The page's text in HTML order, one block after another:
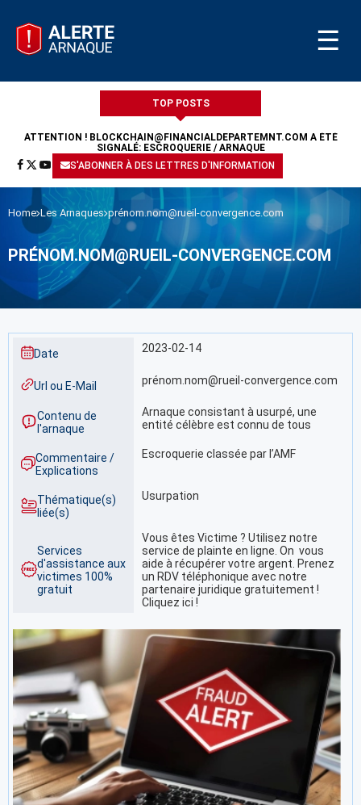
☰
TOP POSTS
ATTENTION ! BLOCKCHAIN@FINANCIALDEPARTEMNT.COM A ÉTÉ
SIGNALÉ: ESCROQUERIE / ARNAQUE
S'ABONNER À DES LETTRES D'INFORMATION
Home Les Arnaques prénom.nom@rueil-convergence.com
PRÉNOM.NOM@RUEIL-CONVERGENCE.COM
Date 2023-02-14
Url ou E-Mail prénom.nom@rueil-convergence.com
Contenu de
l'arnaque
Arnaque consistant à usurpé, une
entité célèbre est connu de tous
Commentaire /
Explications
Escroquerie classée par l’AMF
Thématique(s)
liée(s)
Usurpation
Services
d'assistance aux
victimes 100%
gratuit
Vous êtes Victime ? Utilisez notre
service de plainte en ligne. On vous
aide à récupérer votre argent. Prenez
un RDV téléphonique avec notre
partenaire juridique gratuitement !
Cliquez ici !